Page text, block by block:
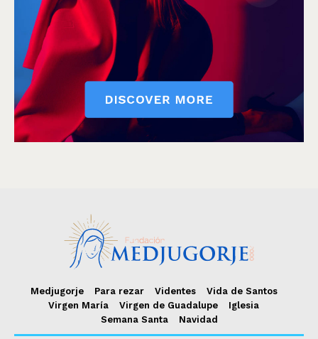
Medjugorje Para rezar Videntes
Vida de Santos
Virgen María
Virgen de Guadalupe
Iglesia
Semana Santa
Navidad